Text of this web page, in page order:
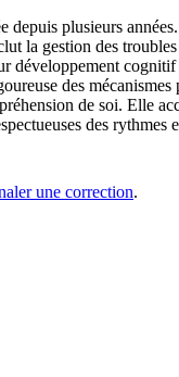
plusieurs
la gestion des
des
de soi. Elle
des
une correction.